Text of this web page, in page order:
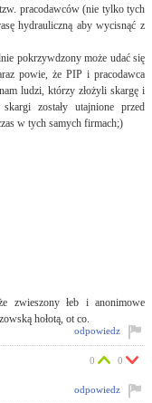
pracodawców (nie tylko tych
hydrauliczną aby wycisnąć z
pokrzywdzony może udać się
powie, że PIP i pracodawca
ludzi, którzy złożyli skargę i
zostały utajnione przed
w tych samych firmach;)
zwieszony łeb i anonimowe
hołotą, ot co.
odpowiedz
0 0
odpowiedz